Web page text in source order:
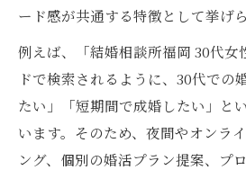
ード感が共通する特徴として挙げら
例えば、「結婚相談所福岡 30代女
ドで検索されるように、30代での
たい」「短期間で成婚したい」と
います。そのため、夜間やオンラ
ング、個別の婚活プラン提案、プ